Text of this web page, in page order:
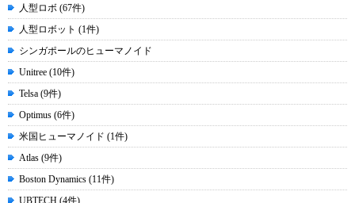
人型ロボ (67件)
人型ロボット (1件)
シンガポールのヒューマノイド
Unitree (10件)
Telsa (9件)
Optimus (6件)
米国ヒューマノイド (1件)
Atlas (9件)
Boston Dynamics (11件)
UBTECH (4件)